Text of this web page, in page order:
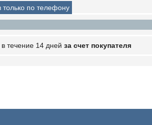
только по телефону
в течение 14 дней за счет покупателя